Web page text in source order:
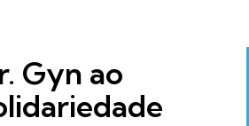
Gyn ao